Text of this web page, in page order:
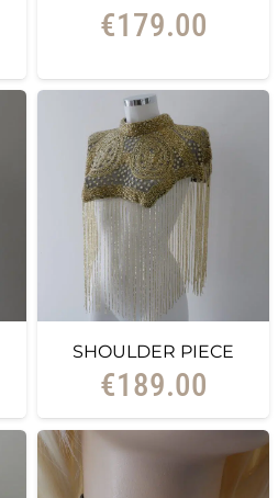
€179.00
SHOULDER PIECE
€189.00